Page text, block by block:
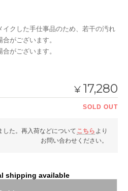
イクした手仕事品のため、若干の汚れ
がございます。
がございます。
¥ 17,280
SOLD OUT
した。再入荷などについて こちら より
お問い合わせください。
shipping available